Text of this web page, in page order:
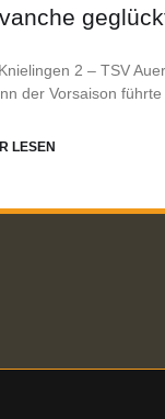
2 – TSV
der Vorsaison führte
LESEN